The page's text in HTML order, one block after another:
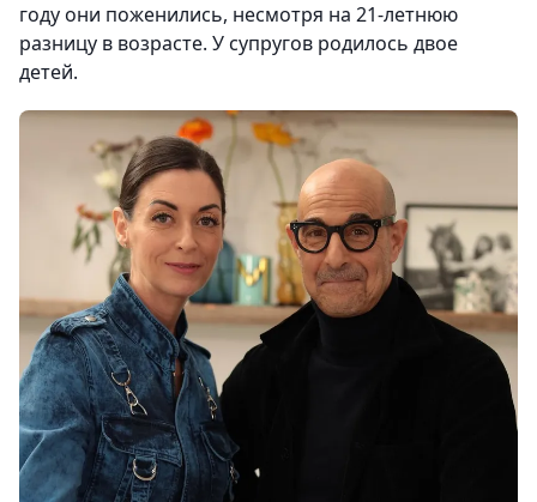
году они поженились, несмотря на 21-летнюю
разницу в возрасте. У супругов родилось двое
детей.